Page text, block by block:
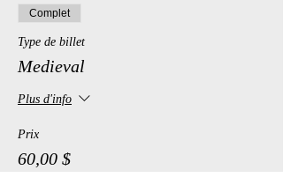
Complet
Type de billet
Medieval
Plus d'info
Prix
60,00 $